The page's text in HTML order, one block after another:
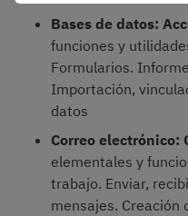
Bases de datos:
funciones y
Formularios.
Importación,
datos
Correo electrónico:
elementales y
trabajo. Enviar,
mensajes. Creación